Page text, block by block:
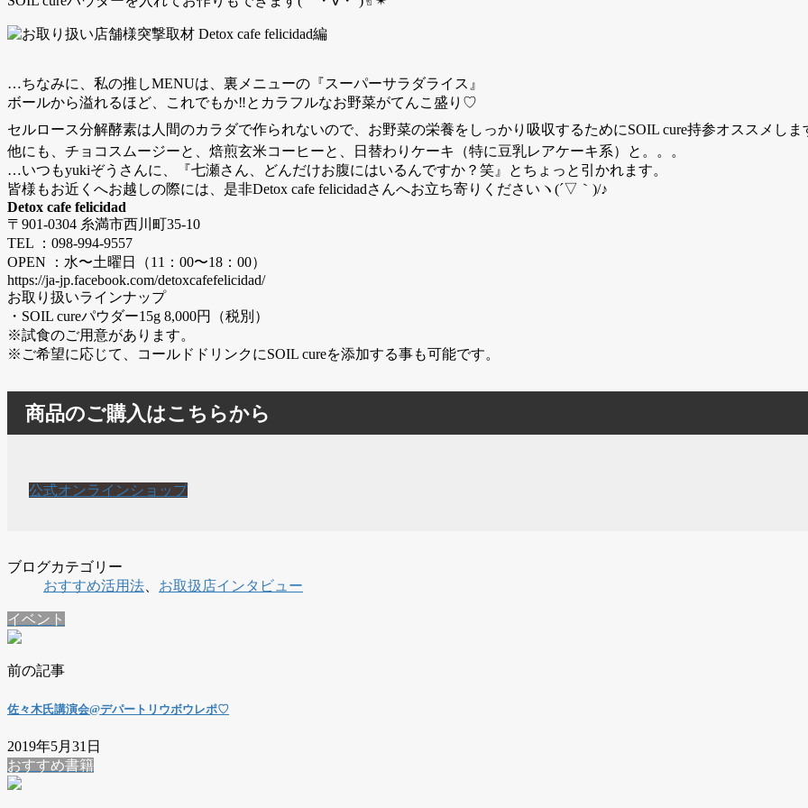
…ちなみに、私の推しMENUは、裏メニューの『スーパーサラダライス』
ボールから溢れるほど、これでもか‼︎とカラフルなお野菜がてんこ盛り♡
セルロース分解酵素は人間のカラダで作られないので、お野菜の栄養をしっかり吸収するためにSOIL cure持参オススメし
他にも、チョコスムージーと、焙煎玄米コーヒーと、日替わりケーキ（特に豆乳レアケーキ系）と。。。
…いつもyukiぞうさんに、『七瀬さん、どんだけお腹にはいるんですか？笑』とちょっと引かれます。
皆様もお近くへお越しの際には、是非Detox cafe felicidadさんへお立ち寄りくださいヽ(´▽｀)/♪
Detox cafe felicidad
〒901-0304 糸満市西川町35-10
TEL ：098-994-9557
OPEN ：水〜土曜日（11：00〜18：00）
https://ja-jp.facebook.com/detoxcafefelicidad/
お取り扱いラインナップ
・SOIL cureパウダー15g 8,000円（税別）
※試食のご用意があります。
※ご希望に応じて、コールドドリンクにSOIL cureを添加する事も可能です。
商品のご購入はこちらから
公式オンラインショップ
ブログカテゴリー
おすすめ活用法、 お取扱店インタビュー
イベント
前の記事
佐々木氏講演会@デパートリウボウレポ♡
2019年5月31日
おすすめ書籍